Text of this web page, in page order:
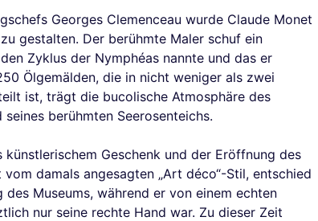
Georges Clemenceau wurde Claude Monet
gestalten. Der berühmte Maler schuf ein
Zyklus der Nymphéas nannte und das er
Ölgemälden, die in nicht weniger als zwei
ist, trägt die bucolische Atmosphäre des
berühmten Seerosenteichs.
Geschenk und der Eröffnung des
damals angesagten „Art déco“-Stil, entschied
Museums, während er von einem echten
nur seine rechte Hand war. Zu dieser Zeit